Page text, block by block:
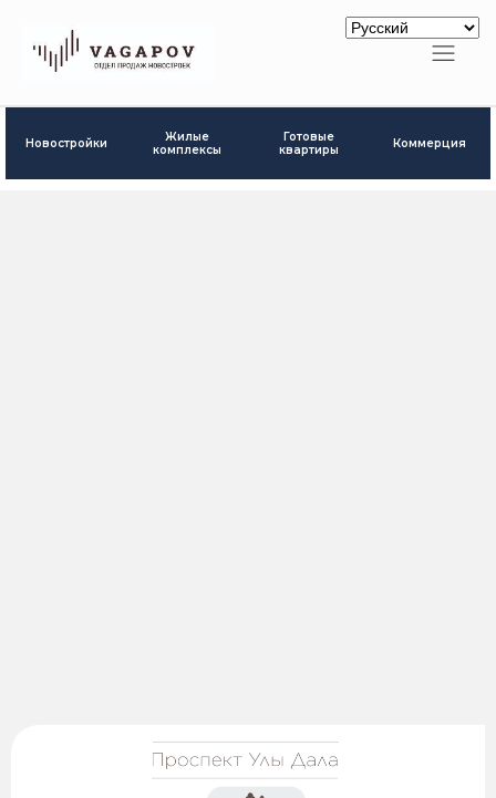
Новостройки
Жилые
комплексы
Готовые
квартиры
Коммерция